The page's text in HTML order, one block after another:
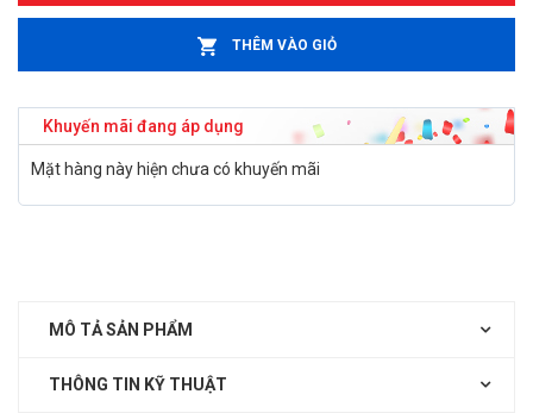
THÊM VÀO GIỎ
Khuyến mãi đang áp dụng
Mặt hàng này hiện chưa có khuyến mãi
MÔ TẢ SẢN PHẨM
THÔNG TIN KỸ THUẬT